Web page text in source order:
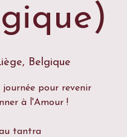
Belgique
journée pour revenir
à l'Amour !
tantra